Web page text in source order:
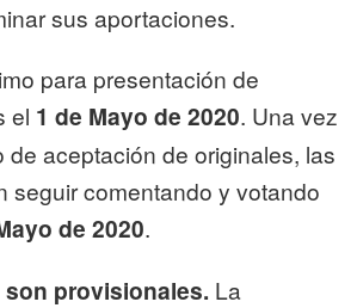
sus aportaciones.
para presentación de
el 1 de Mayo de 2020. Una vez
de aceptación de originales, las
seguir comentando y votando
de 2020.
provisionales. La